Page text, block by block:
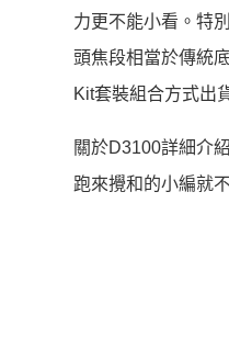
力更不能小看。特
頭焦段相當於傳統
Kit套裝組合方式出
關於D3100詳細介
跑來攪和的小編就